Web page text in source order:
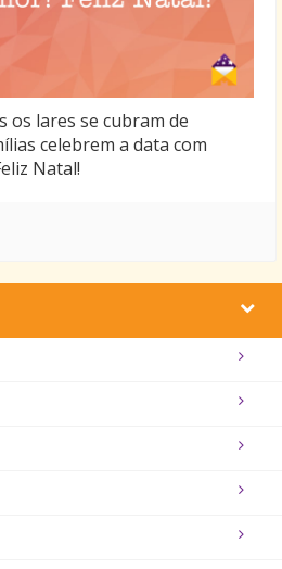
os lares se cubram de
celebrem a data com
Natal!